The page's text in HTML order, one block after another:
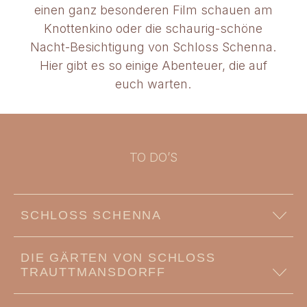
einen ganz besonderen Film schauen am
Knottenkino oder die schaurig-schöne
Nacht-Besichtigung von Schloss Schenna.
Hier gibt es so einige Abenteuer, die auf
euch warten.
TO DO’S
SCHLOSS SCHENNA
diesem absoluten Südtiroler Must-see. Das
DIE GÄRTEN VON SCHLOSS
TRAUTTMANSDORFF